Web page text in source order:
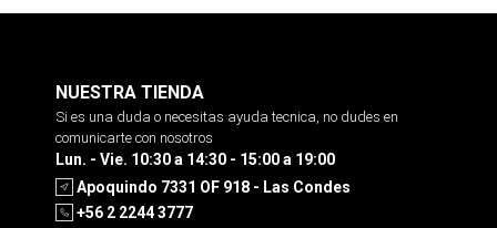
NUESTRA TIENDA
Si es una duda o necesitas ayuda tecnica, no dudes en
comunicarte con nosotros
Lun. - Vie. 10:30 a 14:30 - 15:00 a 19:00
Apoquindo 7331 OF 918 - Las Condes
+56 2 2244 3777